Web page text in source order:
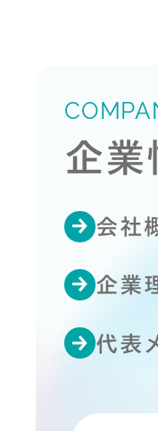
企業
会社
企業
代表